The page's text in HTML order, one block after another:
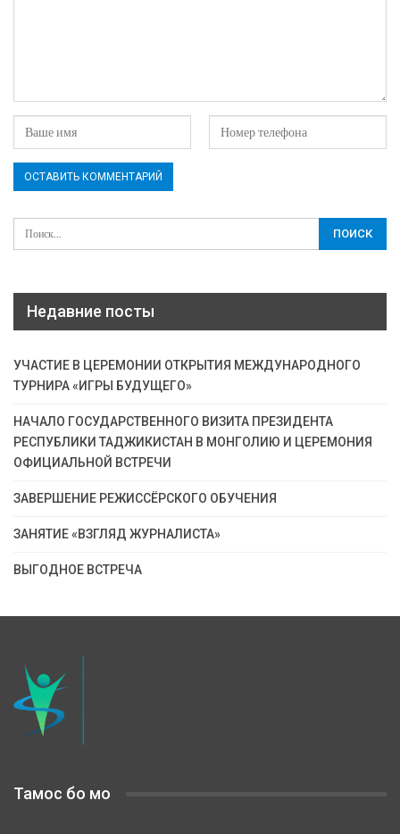
Недавние посты
УЧАСТИЕ В ЦЕРЕМОНИИ ОТКРЫТИЯ МЕЖДУНАРОДНОГО
ТУРНИРА «ИГРЫ БУДУЩЕГО»
НАЧАЛО ГОСУДАРСТВЕННОГО ВИЗИТА ПРЕЗИДЕНТА
РЕСПУБЛИКИ ТАДЖИКИСТАН В МОНГОЛИЮ И ЦЕРЕМОНИЯ
ОФИЦИАЛЬНОЙ ВСТРЕЧИ
ЗАВЕРШЕНИЕ РЕЖИССЁРСКОГО ОБУЧЕНИЯ
ЗАНЯТИЕ «ВЗГЛЯД ЖУРНАЛИСТА»
ВЫГОДНОЕ ВСТРЕЧА
Тамос бо мо